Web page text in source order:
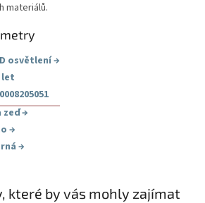
materiálů.
osvětlení→
let
zeď→
→
→
které by vás mohly zajímat